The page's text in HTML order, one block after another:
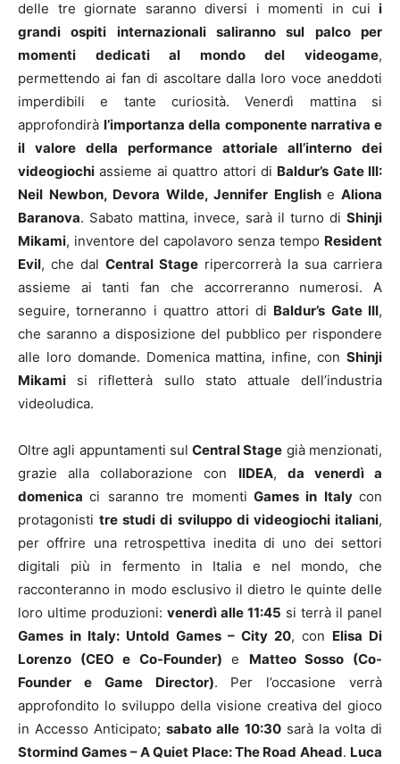
delle tre giornate saranno diversi i momenti in cui i
grandi ospiti internazionali saliranno sul palco per
momenti dedicati al mondo del videogame,
permettendo ai fan di ascoltare dalla loro voce aneddoti
imperdibili e tante curiosità. Venerdì mattina si
approfondiràl’importanza della componente narrativa e
il valore della performance attoriale all’interno dei
videogiochi assieme ai quattro attori di Baldur’s Gate III:
Neil Newbon, Devora Wilde, Jennifer Englishe Aliona
Baranova. Sabato mattina, invece, sarà il turno di Shinji
Mikami, inventore del capolavoro senza tempo Resident
Evil, che dal Central Stage ripercorrerà la sua carriera
assieme ai tanti fan che accorreranno numerosi. A
seguire, torneranno i quattro attori di Baldur’s Gate III,
che saranno a disposizione del pubblico per rispondere
alle loro domande. Domenica mattina, infine, con Shinji
Mikami si rifletterà sullo stato attuale dell’industria
videoludica.
Oltre agli appuntamenti sulCentral Stage già menzionati,
grazie alla collaborazione con IIDEA, da venerdì a
domenicaci saranno tre momenti Games in Italy con
protagonistitre studi di sviluppo di videogiochi italiani,
per offrire una retrospettiva inedita di uno dei settori
digitali più in fermento in Italia e nel mondo, che
racconteranno in modo esclusivo il dietro le quinte delle
loro ultime produzioni: venerdì alle 11:45 si terrà il panel
Games in Italy: Untold Games – City 20, con Elisa Di
Lorenzo (CEO e Co-Founder) e Matteo Sosso (Co-
Founder e Game Director). Per l’occasione verrà
approfondito lo sviluppo della visione creativa del gioco
in Accesso Anticipato;sabato alle 10:30sarà la volta di
Stormind Games – A Quiet Place: The Road Ahead. Luca